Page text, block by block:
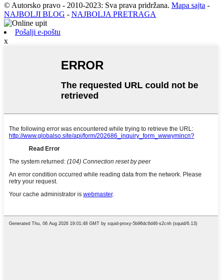
© Autorsko pravo - 2010-2023: Sva prava pridržana. Mapa sajta -
NAJBOLJI BLOG - NAJBOLJA PRETRAGA
Pošalji e-poštu
x